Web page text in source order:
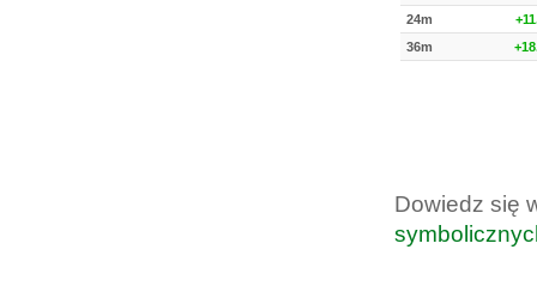
24m
36m
Dowiedz się